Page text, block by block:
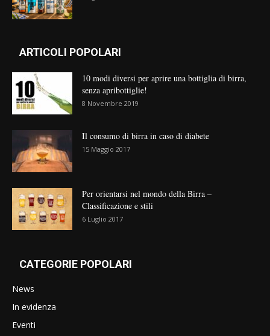
ARTICOLI POPOLARI
10 modi diversi per aprire una bottiglia di birra,
senza apribottiglie!
8 Novembre 2019
Il consumo di birra in caso di diabete
15 Maggio 2017
Per orientarsi nel mondo della Birra –
Classificazione e stili
6 Luglio 2017
CATEGORIE POPOLARI
News
In evidenza
Eventi